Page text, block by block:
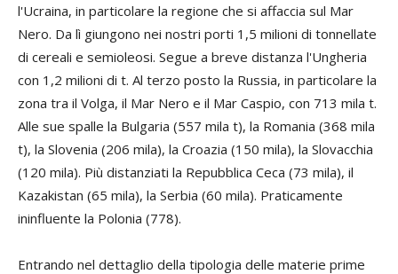
l'Ucraina, in particolare la regione che si affaccia sul Mar
Nero. Da lì giungono nei nostri porti 1,5 milioni di tonnellate
di cereali e semioleosi. Segue a breve distanza l'Ungheria
con 1,2 milioni di t. Al terzo posto la Russia, in particolare la
zona tra il Volga, il Mar Nero e il Mar Caspio, con 713 mila t.
Alle sue spalle la Bulgaria (557 mila t), la Romania (368 mila
t), la Slovenia (206 mila), la Croazia (150 mila), la Slovacchia
(120 mila). Più distanziati la Repubblica Ceca (73 mila), il
Kazakistan (65 mila), la Serbia (60 mila). Praticamente
ininfluente la Polonia (778).
Entrando nel dettaglio della tipologia delle materie prime